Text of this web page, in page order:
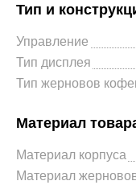
Тип и
Управление
Тип дисплея
Тип жерновов
Материал
Материал корпуса
Материал